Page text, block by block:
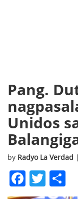
Pang.
Unidos
by Radyo La Verdad